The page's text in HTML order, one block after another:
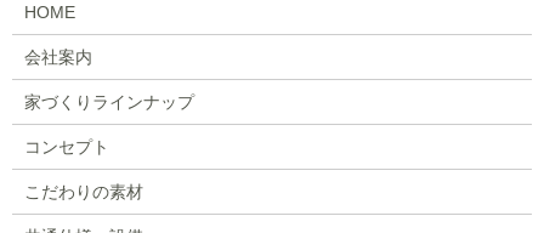
HOME
会社案内
家づくりラインナップ
コンセプト
こだわりの素材